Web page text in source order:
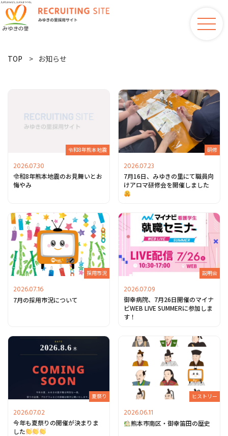
TOP お知らせ
令和8年熊本地震
2026.07.30
令和8年熊本地震のお見舞いとお
悔やみ
研修
2026.07.23
7月16日、みゆきの里にて職員向
けアロマ研修会を開催しました
採用市況
2026.07.16
7月の採用市況について
説明会
2026.07.09
御幸病院、7月26日開催のマイナ
ビWEB LIVE SUMMERに参加しま
す！
夏祭り
2026.07.02
今年も夏祭りの開催が決まりま
した
ヒストリー
2026.06.11
熊本市南区・御幸笛田の歴史